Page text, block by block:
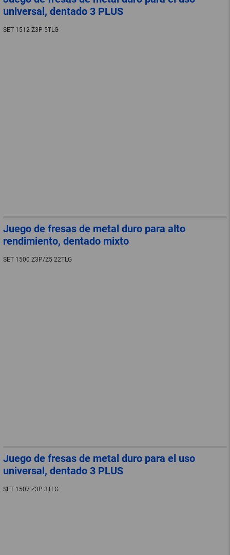
universal, dentado 3 PLUS
SET 1512 Z3P 5TLG
Juego de fresas de metal duro para alto
rendimiento, dentado mixto
SET 1500 Z3P/Z5 22TLG
Juego de fresas de metal duro para el uso
universal, dentado 3 PLUS
SET 1507 Z3P 3TLG